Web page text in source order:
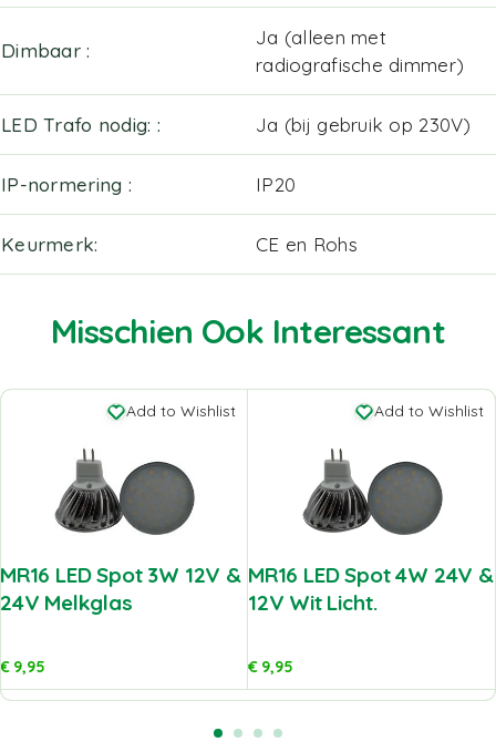
Dimbaar
Ja (alleen met
radiografische dimmer)
LED Trafo nodig: Ja (bij gebruik op 230V)
IP-normering IP20
Keurmerk CE en Rohs
Misschien Ook Interessant
Add to Wishlist
MR16 LED Spot 3W 12V &
24V Melkglas
€9,95
Add to Wishlist
MR16 LED Spot 4W 24V &
12V Wit Licht.
€9,95